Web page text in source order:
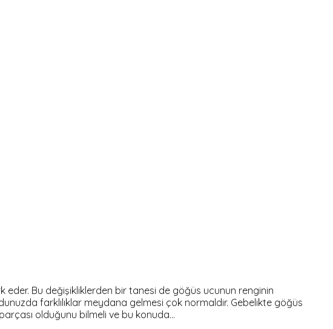
eder. Bu değişikliklerden bir tanesi de göğüs ucunun renginin
farklılıklar meydana gelmesi çok normaldir. Gebelikte göğüs
olduğunu bilmeli ve bu konuda…